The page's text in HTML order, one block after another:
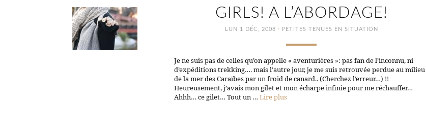
GIRLS! A L’ABORDAGE!
LUN 1 DÉC, 2008 · PETITES TENUES EN SITUATION
Je ne suis pas de celles qu’on appelle « aventurières »: pas fan de l’inconnu, ni
d’expéditions trekking…. mais l’autre jour, je me suis retrouvée perdue au milieu
de la mer des Caraïbes par un froid de canard.. (Cherchez l’erreur…) !!
Heureusement, j’avais mon gilet et mon écharpe infinie pour me réchauffer…
Ahhh… ce gilet… Tout un … Lire plus